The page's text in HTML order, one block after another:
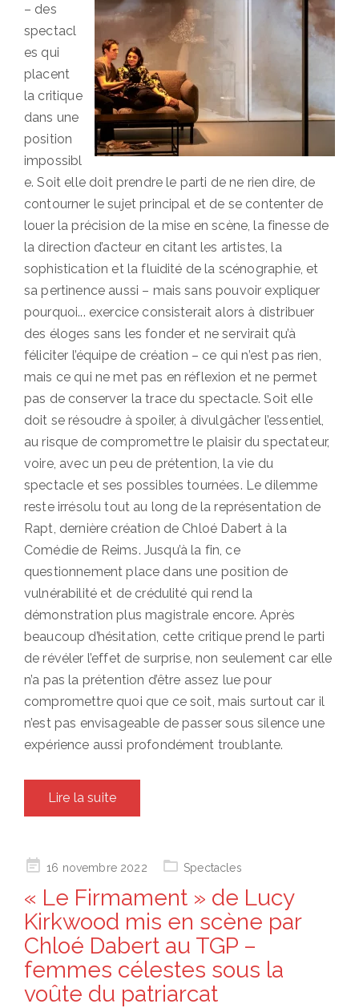
– des
spectacl
es qui
placent
la critique
dans une
position
impossibl
e. Soit elle doit prendre le parti de ne rien dire, de
contourner le sujet principal et de se contenter de
louer la précision de la mise en scène, la finesse de
la direction d’acteur en citant les artistes, la
sophistication et la fluidité de la scénographie, et
sa pertinence aussi – mais sans pouvoir expliquer
pourquoi... exercice consisterait alors à distribuer
des éloges sans les fonder et ne servirait qu’à
féliciter l’équipe de création – ce qui n’est pas rien,
mais ce qui ne met pas en réflexion et ne permet
pas de conserver la trace du spectacle. Soit elle
doit se résoudre à spoiler, à divulgâcher l’essentiel,
au risque de compromettre le plaisir du spectateur,
voire, avec un peu de prétention, la vie du
spectacle et ses possibles tournées. Le dilemme
reste irrésolu tout au long de la représentation de
Rapt, dernière création de Chloé Dabert à la
Comédie de Reims. Jusqu’à la fin, ce
questionnement place dans une position de
vulnérabilité et de crédulité qui rend la
démonstration plus magistrale encore. Après
beaucoup d’hésitation, cette critique prend le parti
de révéler l’effet de surprise, non seulement car elle
n’a pas la prétention d’être assez lue pour
compromettre quoi que ce soit, mais surtout car il
n’est pas envisageable de passer sous silence une
expérience aussi profondément troublante.
Lire la suite
Posted16 novembre 2022 Spectacles
« Le Firmament » de Lucy
Kirkwood mis en scène par
Chloé Dabert au TGP –
femmes célestes sous la
voûte du patriarcat